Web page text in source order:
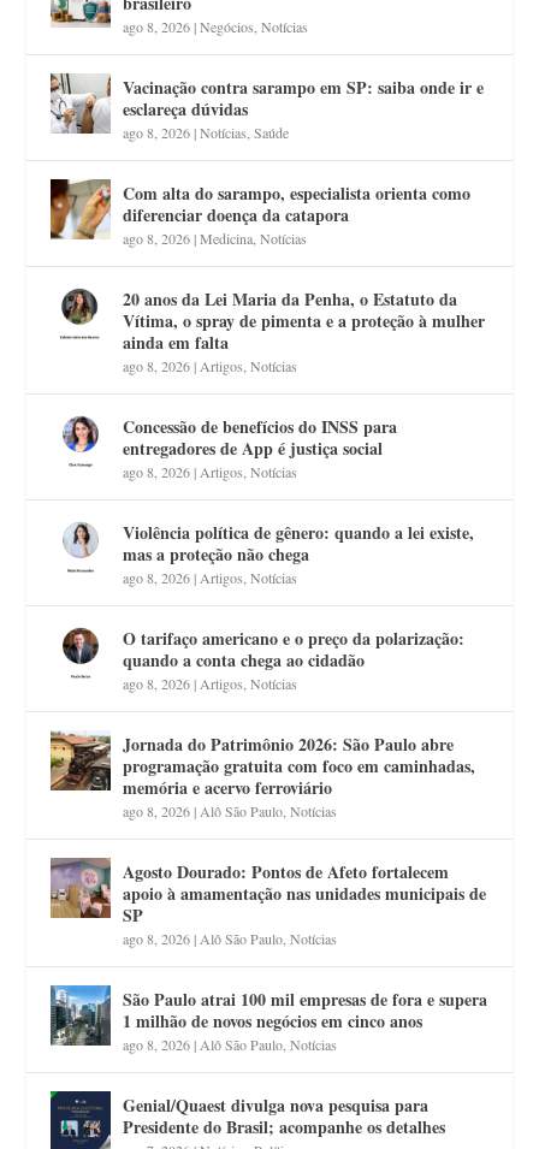
ago 8, 2026|Negócios,Notícias
Vacinação contra sarampo em SP: saiba onde ir e
esclareça dúvidas
ago 8, 2026|Notícias,Saúde
Com alta do sarampo, especialista orienta como
diferenciar doença da catapora
ago 8, 2026|Medicina,Notícias
20 anos da Lei Maria da Penha, o Estatuto da
Vítima, o spray de pimenta e a proteção à mulher
ainda em falta
ago 8, 2026|Artigos,Notícias
Concessão de benefícios do INSS para
entregadores de App é justiça social
ago 8, 2026|Artigos,Notícias
Violência política de gênero: quando a lei existe,
mas a proteção não chega
ago 8, 2026|Artigos,Notícias
O tarifaço americano e o preço da polarização:
quando a conta chega ao cidadão
ago 8, 2026|Artigos,Notícias
Jornada do Patrimônio 2026: São Paulo abre
programação gratuita com foco em caminhadas,
memória e acervo ferroviário
ago 8, 2026|Alô São Paulo,Notícias
Agosto Dourado: Pontos de Afeto fortalecem
apoio à amamentação nas unidades municipais de
SP
ago 8, 2026|Alô São Paulo,Notícias
São Paulo atrai 100 mil empresas de fora e supera
1 milhão de novos negócios em cinco anos
ago 8, 2026|Alô São Paulo,Notícias
Genial/Quaest divulga nova pesquisa para
Presidente do Brasil; acompanhe os detalhes